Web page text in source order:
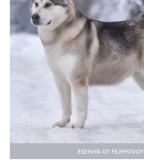
ESENIYA OT FILIPPOVOY